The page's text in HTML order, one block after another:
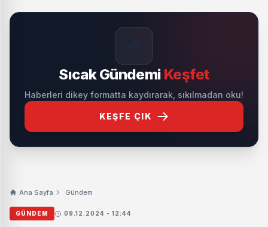
Sıcak Gündemi Keşfet
Haberleri dikey formatta kaydırarak, sıkılmadan oku!
KEŞFE ÇIK
Ana Sayfa Gündem
GÜNDEM 09.12.2024 - 12:44